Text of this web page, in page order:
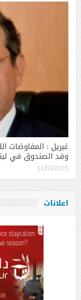
غبريل : المفاوضات
وفد الصندوق في
11/03/2025
اعلانات